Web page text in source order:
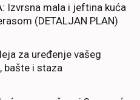
Izvrsna mala i jeftina kuća
(DETALJAN PLAN)
za uređenje vašeg
bašte i staza